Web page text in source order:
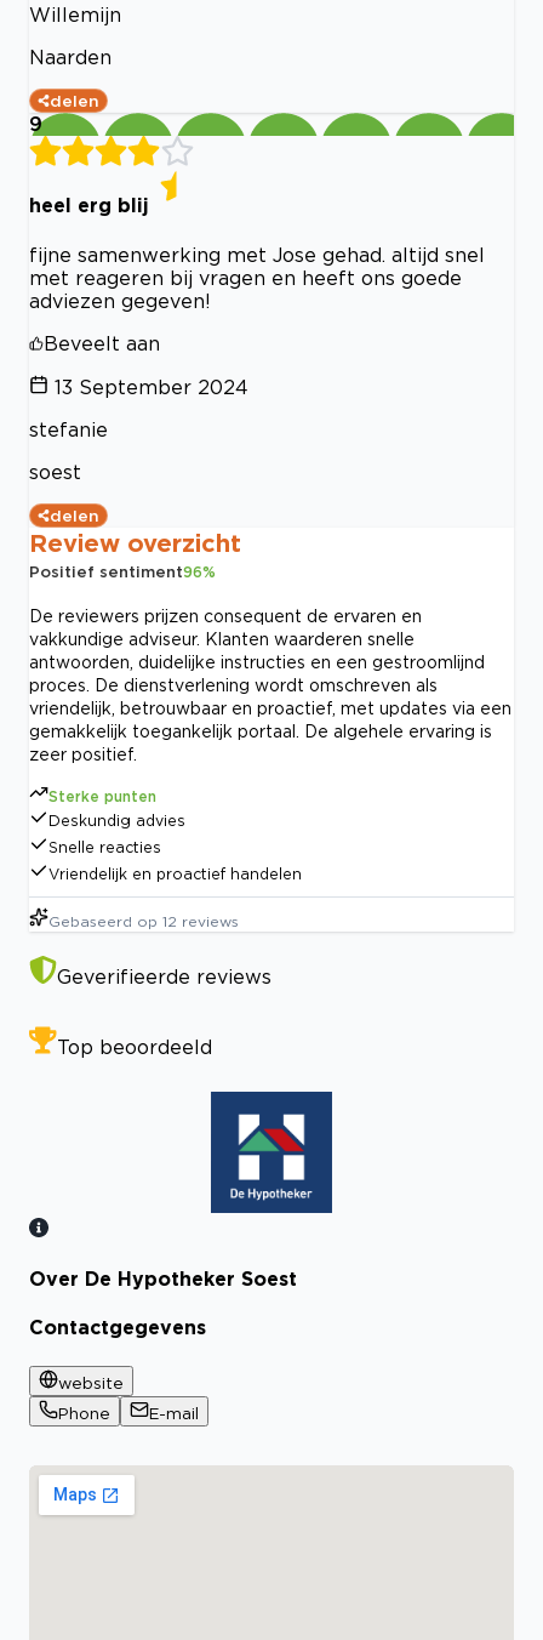
Willemijn
Naarden
delen
9
heel erg blij
fijne samenwerking met Jose gehad. altijd snel
met reageren bij vragen en heeft ons goede
adviezen gegeven!
Beveelt aan
13 September 2024
stefanie
soest
delen
Review overzicht
Positief sentiment96%
De reviewers prijzen consequent de ervaren en
vakkundige adviseur. Klanten waarderen snelle
antwoorden, duidelijke instructies en een gestroomlijnd
proces. De dienstverlening wordt omschreven als
vriendelijk, betrouwbaar en proactief, met updates via een
gemakkelijk toegankelijk portaal. De algehele ervaring is
zeer positief.
Sterke punten
Deskundig advies
Snelle reacties
Vriendelijk en proactief handelen
Gebaseerd op 12 reviews
Geverifieerde reviews
Top beoordeeld
Bekijk certificaat
Over De Hypotheker Soest
Contactgegevens
website
Phone
E-mail